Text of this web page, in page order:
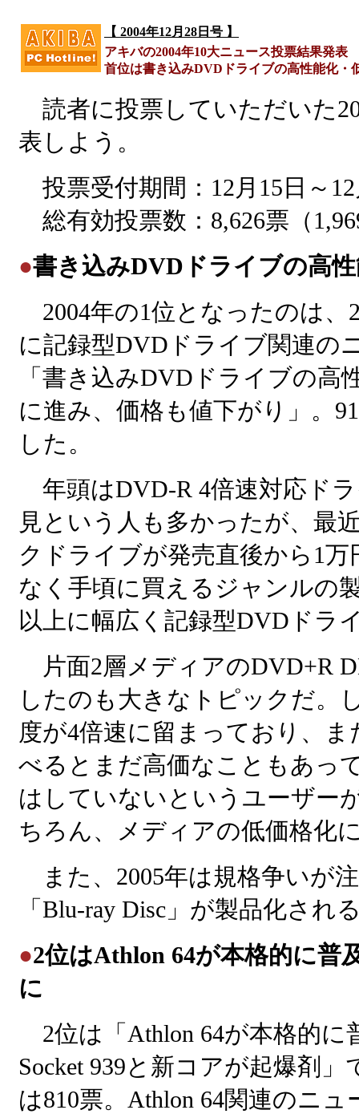
【 2004年12月28日号 】
アキバの2004年10大ニュース投票結果発表
首位は書き込みDVDドライブの高性能化・
読者に投票していただいた
表しよう。
投票受付期間：12月15日～12
総有効投票数：8,626票（
●書き込みDVDドライブの高
2004年の1位となったのは、
に記録型DVDドライブ関連の
「書き込みDVDドライブの高
に進み、価格も値下がり」。
した。
年頭はDVD-R 4倍速対応ド
見という人も多かったが、最
クドライブが発売直後から1
なく手頃に買えるジャンルの
以上に幅広く記録型DVDドラ
片面2層メディアのDVD+R
したのも大きなトピックだ。
度が4倍速に留まっており、
べるとまだ高価なこともあっ
はしていないというユーザー
ちろん、メディアの低価格化
また、2005年は規格争いが
「Blu-ray Disc」が製品化され
●2位はAthlon 64が本格的に普
に
2位は「Athlon 64が本格的に
Socket 939と新コアが起爆剤」
は810票。Athlon 64関連のニュ